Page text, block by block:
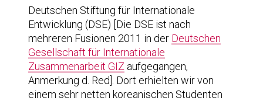
Deutschen Stiftung für Internationale
Entwicklung (DSE) [Die DSE ist nach
mehreren Fusionen 2011 in der Deutschen
Gesellschaft für Internationale
Zusammenarbeit GIZ aufgegangen,
Anmerkung d. Red]. Dort erhielten wir von
einem sehr netten koreanischen Studenten